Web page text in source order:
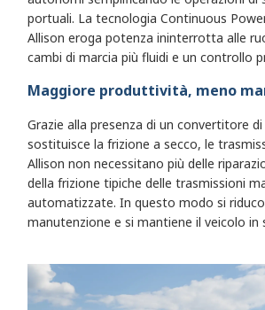
portuali. La tecnologia Continuous
Allison eroga potenza ininterrotta alle
cambi di marcia più fluidi e un controllo
Maggiore produttività, meno
Grazie alla presenza di un convertitore
sostituisce la frizione a secco, le
Allison non necessitano più delle
della frizione tipiche delle trasmissioni
automatizzate. In questo modo si
manutenzione e si mantiene il veicolo in